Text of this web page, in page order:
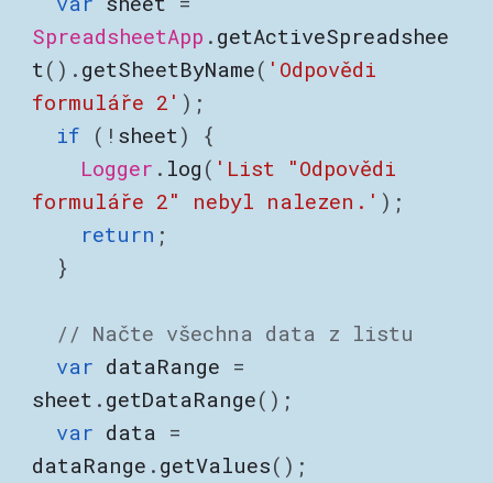
SpreadsheetApp . getActiveSpreadshee
t(). getSheetByName( 'Odpovědi
formuláře 2' );
if (! sheet) {
Logger . log ( 'List "Odpovědi
formuláře 2" nebyl nalezen.' );
return ;
}
// Načte všechna data z listu
var dataRange =
sheet . getDataRange();
var data =
dataRange . getValues();